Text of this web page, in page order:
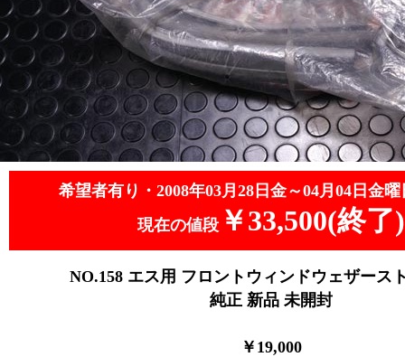
希望者有り・2008年03月28日金～04月04日金曜
現在の値段 ￥33,500(終了)
NO.158エス用 フロントウィンドウェザース
純正 新品 未開封
￥19,000